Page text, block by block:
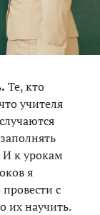
Те, кто
учителя
И к урокам
я
с
их научить.